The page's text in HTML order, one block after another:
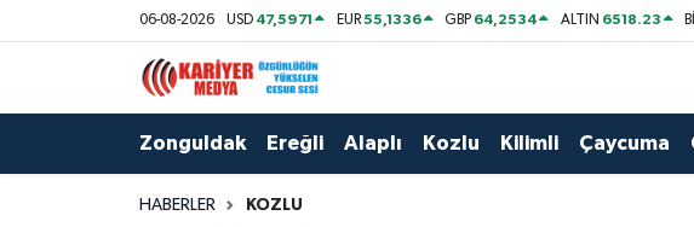
06-08-2026 USD 47,5971 EUR55,1336 GBP 64,2534 ALTIN 6518.23
Zonguldak Ereğli Alaplı Kozlu Kilimli Çaycuma
HABERLER KOZLU
Zonguldak
Zonguldak Nöbetçi Eczaneler
Zonguldak Hava Durumu
Zonguldak Namaz Vakitleri